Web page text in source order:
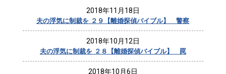
2018年11月18日
夫の浮気に制裁を ２９【離婚探偵バイブル】 警察
2018年10月12日
夫の浮気に制裁を ２８【離婚探偵バイブル】 罠
2018年10月6日